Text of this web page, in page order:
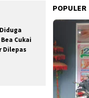
Cukai
Dilepas
POPULER